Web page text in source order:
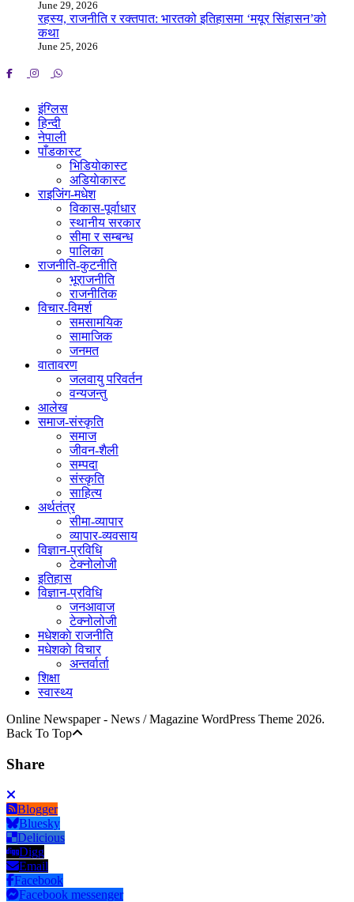
June 29, 2026
रहस्य, राजनीति र रक्तपात: भारतको इतिहासमा ‘मयूर सिंहासन’को
कथा
June 25, 2026
इंग्लिस
हिन्दी
नेपाली
पाँडकास्ट
भिडियाेकास्ट
अडियाेकास्ट
राइजिंग-मधेश
विकास-पूर्वाधार
स्थानीय सरकार
सीमा र सम्बन्ध
पालिका
राजनीति-कुटनीति
भूराजनीति
राजनीतिक
विचार-विमर्श
समसामयिक
सामाजिक
जनमत
वातावरण
जलवायु परिवर्तन
वन्यजन्तु
आलेख
समाज-संस्कृति
समाज
जीवन-शैली
सम्पदा
संस्कृति
साहित्य
अर्थतंत्र
सीमा-व्यापार
व्यापार-व्यवसाय
विज्ञान-प्रविधि
टेक्नोलोजी
इतिहास
विज्ञान-प्रविधि
जनआवाज
टेक्नोलोजी
मधेशकाे राजनीति
मधेशकाे विचार
अन्तर्वार्ता
शिक्षा
स्वास्थ्य
Online Newspaper - News / Magazine WordPress Theme 2026.
Back To Top
Share
Blogger
Bluesky
Delicious
Digg
Email
Facebook
Facebook messenger